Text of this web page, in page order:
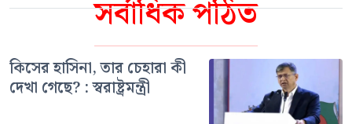
সর্বাধিক পঠিত
কিসের হাসিনা, তার চেহারা কী
দেখা গেছে? : স্বরাষ্ট্রমন্ত্রী